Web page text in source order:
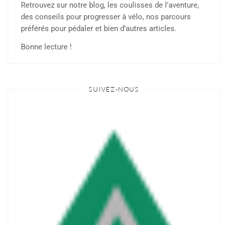
Retrouvez sur notre blog, les coulisses de l’aventure,
des conseils pour progresser à vélo, nos parcours
préférés pour pédaler et bien d’autres articles.
Bonne lecture !
SUIVEZ-NOUS